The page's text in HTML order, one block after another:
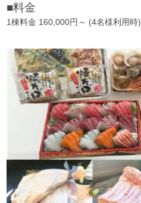
■料金
1棟料金 160,000円～ (4名様利用時)